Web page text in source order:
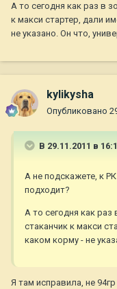
А то сегодня как раз в
к макси стартер, дали
не указано. Он что,
kylikysha
Опубликовано
В 29.11.2011 в
А не подскажете, к
подходит?
А то сегодня как
стаканчик к макси
каком корму - не
Я там исправила, не 94гр